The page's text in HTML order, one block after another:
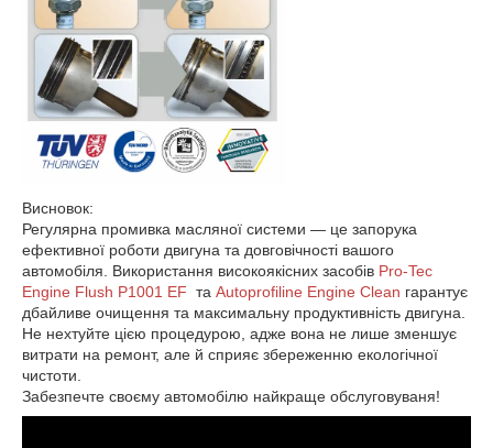
Висновок:
Регулярна промивка масляної системи — це запорука
ефективної роботи двигуна та довговічності вашого
автомобіля. Використання високоякісних засобів Pro-Tec
Engine Flush P1001 EF та Autoprofiline Engine Clean гарантує
дбайливе очищення та максимальну продуктивність двигуна.
Не нехтуйте цією процедурою, адже вона не лише зменшує
витрати на ремонт, але й сприяє збереженню екологічної
чистоти.
Забезпечте своєму автомобілю найкраще обслуговуваня!